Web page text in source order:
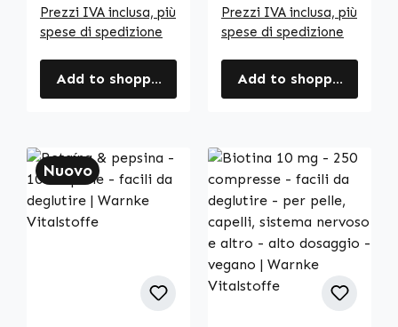
Prezzi IVA inclusa, più
spese di spedizione
Add to shopping cart
Prezzi IVA inclusa, più
spese di spedizione
Add to shopping cart
Nuovo